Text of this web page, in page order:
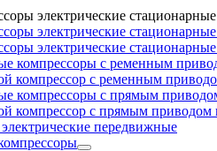
электрические стационарные
электрические
электрические
компрессоры с ременным
компрессор с ременным
компрессоры с прямым
компрессор с прямым приводом
передвижные